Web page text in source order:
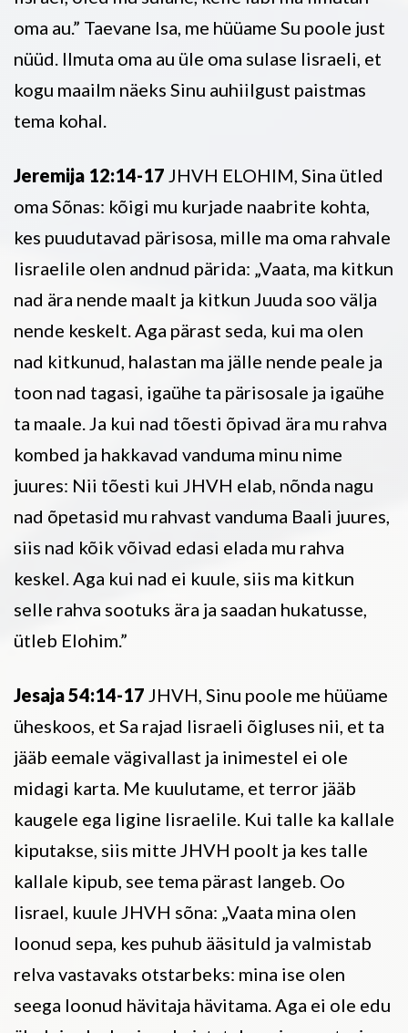
oma au.” Taevane Isa, me hüüame Su poole just
nüüd. Ilmuta oma au üle oma sulase Iisraeli, et
kogu maailm näeks Sinu auhiilgust paistmas
tema kohal.
Jeremija 12:14-17 JHVH ELOHIM, Sina ütled
oma Sõnas: kõigi mu kurjade naabrite kohta,
kes puudutavad pärisosa, mille ma oma rahvale
Iisraelile olen andnud pärida: „Vaata, ma kitkun
nad ära nende maalt ja kitkun Juuda soo välja
nende keskelt. Aga pärast seda, kui ma olen
nad kitkunud, halastan ma jälle nende peale ja
toon nad tagasi, igaühe ta pärisosale ja igaühe
ta maale. Ja kui nad tõesti õpivad ära mu rahva
kombed ja hakkavad vanduma minu nime
juures: Nii tõesti kui JHVH elab, nõnda nagu
nad õpetasid mu rahvast vanduma Baali juures,
siis nad kõik võivad edasi elada mu rahva
keskel. Aga kui nad ei kuule, siis ma kitkun
selle rahva sootuks ära ja saadan hukatusse,
ütleb Elohim.”
Jesaja 54:14-17 JHVH, Sinu poole me hüüame
üheskoos, et Sa rajad Iisraeli õigluses nii, et ta
jääb eemale vägivallast ja inimestel ei ole
midagi karta. Me kuulutame, et terror jääb
kaugele ega ligine Iisraelile. Kui talle ka kallale
kiputakse, siis mitte JHVH poolt ja kes talle
kallale kipub, see tema pärast langeb. Oo
Iisrael, kuule JHVH sõna: „Vaata mina olen
loonud sepa, kes puhub ääsituld ja valmistab
relva vastavaks otstarbeks: mina ise olen
seega loonud hävitaja hävitama. Aga ei ole edu